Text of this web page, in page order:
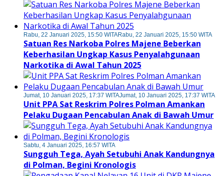
Rabu, 22 Januari 2025, 15:50 WITARabu, 22 Januari 2025, 15:50 WITA
Satuan Res Narkoba Polres Majene Beberkan
Keberhasilan Ungkap Kasus Penyalahgunaan
Narkotika di Awal Tahun 2025
Jumat, 10 Januari 2025, 17:37 WITAJumat, 10 Januari 2025, 17:37 WITA
Unit PPA Sat Reskrim Polres Polman Amankan
Pelaku Dugaan Pencabulan Anak di Bawah Umur
Sabtu, 4 Januari 2025, 16:57 WITA
Sungguh Tega, Ayah Setubuhi Anak Kandungnya
di Polman, Begini Kronologis